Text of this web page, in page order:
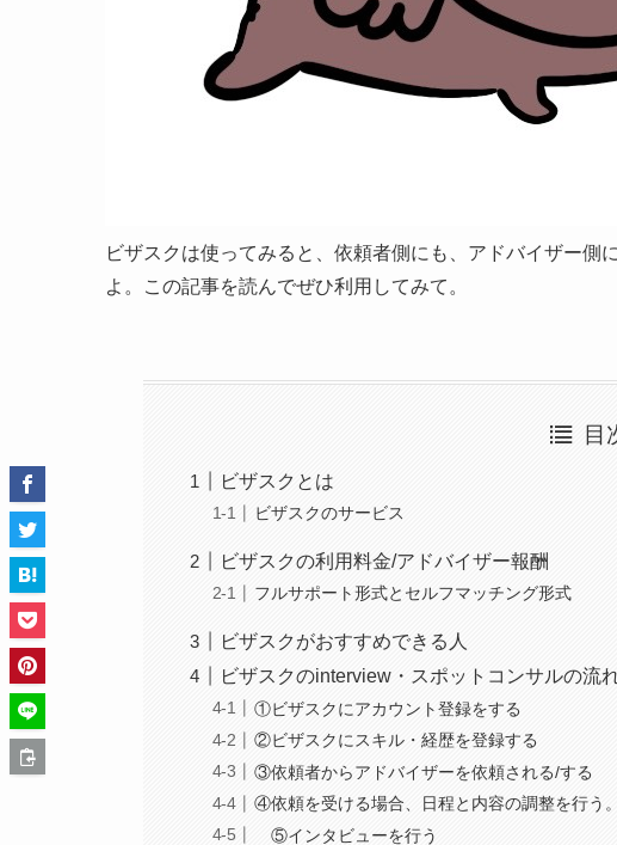
ビザスクは使ってみると、依頼者側にも、アドバイザー
よ。この記事を読んでぜひ利用してみて。
目
ビザスクとは
ビザスクのサービス
ビザスクの利用料金/アドバイザー報酬
フルサポート形式とセルフマッチング形式
ビザスクがおすすめできる人
ビザスクのinterview・スポットコンサルの流
①ビザスクにアカウント登録をする
②ビザスクにスキル・経歴を登録する
③依頼者からアドバイザーを依頼される/する
④依頼を受ける場合、日程と内容の調整を行う。
⑤インタビューを行う